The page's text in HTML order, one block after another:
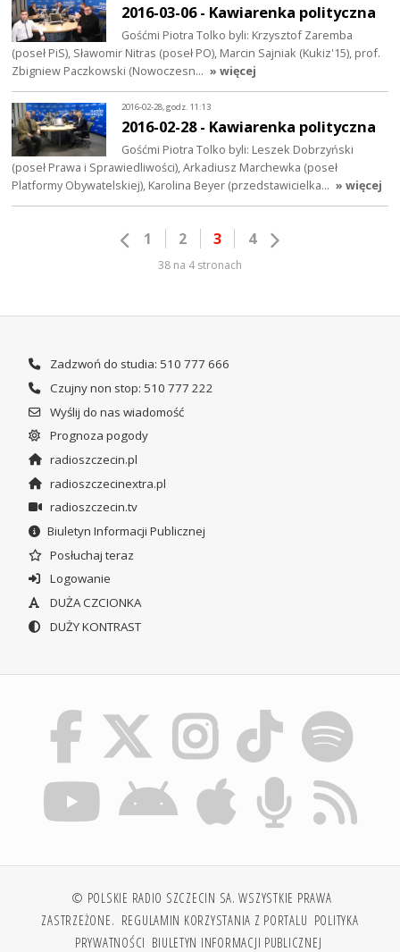
2016-03-06 - Kawiarenka polityczna
Gośćmi Piotra Tolko byli: Krzysztof Zaremba
(poseł PiS), Sławomir Nitras (poseł PO), Marcin Sajniak (Kukiz'15), prof.
Zbigniew Paczkowski (Nowoczesn… » więcej
2016-02-28, godz. 11:13
2016-02-28 - Kawiarenka polityczna
Gośćmi Piotra Tolko byli: Leszek Dobrzyński
(poseł Prawa i Sprawiedliwości), Arkadiusz Marchewka (poseł
Platformy Obywatelskiej), Karolina Beyer (przedstawicielka… » więcej
1 2 3 4
38 na 4 stronach
Zadzwoń do studia: 510 777 666
Czujny non stop: 510 777 222
Wyślij do nas wiadomość
Prognoza pogody
radioszczecin.pl
radioszczecinextra.pl
radioszczecin.tv
Biuletyn Informacji Publicznej
Posłuchaj teraz
Logowanie
DUŻA CZCIONKA
DUŻY KONTRAST
© POLSKIE RADIO SZCZECIN SA. WSZYSTKIE PRAWA
ZASTRZEŻONE. REGULAMIN KORZYSTANIA Z PORTALU POLITYKA
PRYWATNOŚCI BIULETYN INFORMACJI PUBLICZNEJ